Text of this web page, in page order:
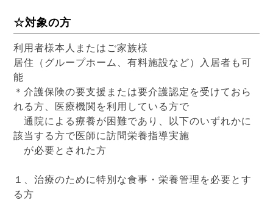
☆対象の方
利用者様本人またはご家族様
居住（グループホーム、有料施設など）入居者も可
能
＊介護保険の要支援または要介護認定を受けておら
れる方、医療機関を利用している方で
通院による療養が困難であり、以下のいずれかに
該当する方で医師に訪問栄養指導実施
が必要とされた方
１、治療のために特別な食事・栄養管理を必要とす
る方